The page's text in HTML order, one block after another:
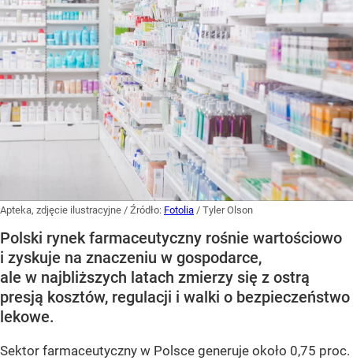
Apteka, zdjęcie ilustracyjne / Źródło: Fotolia / Tyler Olson
Polski rynek farmaceutyczny rośnie wartościowo
i zyskuje na znaczeniu w gospodarce,
ale w najbliższych latach zmierzy się z ostrą
presją kosztów, regulacji i walki o bezpieczeństwo
lekowe.
Sektor farmaceutyczny w Polsce generuje około 0,75 proc.